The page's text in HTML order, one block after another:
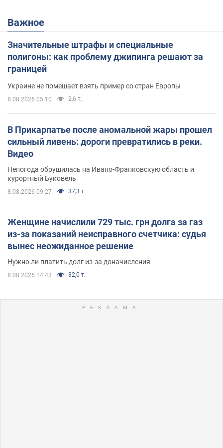
Важное
Значительные штрафы и специальные
полигоны: как проблему джипинга решают за
границей
Украине не помешает взять пример со стран Европы
8.08.2026 05:10 2,6 т.
В Прикарпатье после аномальной жары прошел
сильный ливень: дороги превратились в реки.
Видео
Непогода обрушилась на Ивано-Франковскую область и
курортный Буковель
8.08.2026 09:27 37,3 т.
Женщине начислили 729 тыс. грн долга за газ
из-за показаний неисправного счетчика: судья
вынес неожиданное решение
Нужно ли платить долг из-за доначисления
8.08.2026 14:43 32,0 т.